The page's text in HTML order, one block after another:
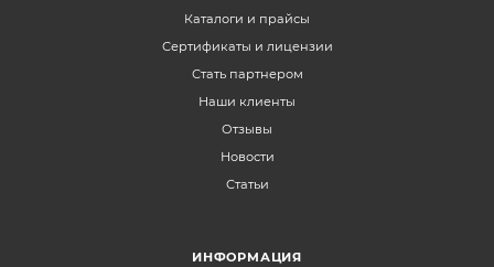
Каталоги и прайсы
Сертификаты и лицензии
Стать партнером
Наши клиенты
Отзывы
Новости
Статьи
ИНФОРМАЦИЯ